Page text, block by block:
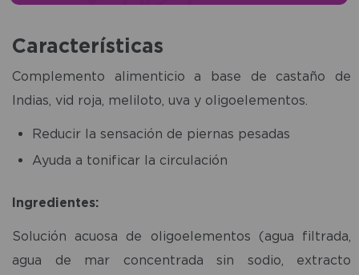
Características
Complemento alimenticio a base de castaño de
Indias, vid roja, meliloto, uva y oligoelementos.
Reducir la sensación de piernas pesadas
Ayuda a tonificar la circulación
Ingredientes:
Solución acuosa de oligoelementos (agua filtrada,
agua de mar concentrada sin sodio, extracto